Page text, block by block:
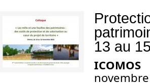
13 au